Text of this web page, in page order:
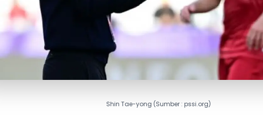
Shin Tae-yong (Sumber : pssi.org)